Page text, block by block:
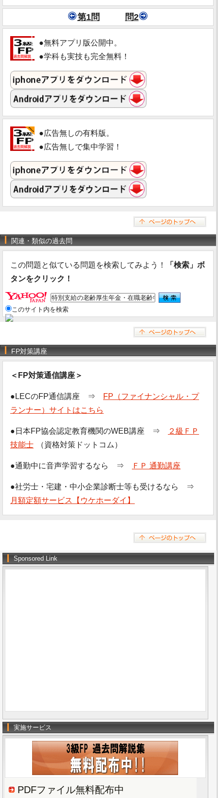
第1問 問2
●無料アプリ版公開中。
●学科も実技も完全無料！
●広告無しの有料版。
●広告無しで集中学習！
関連・類似の過去問
この問題と似ている問題を検索してみよう！
「検索」ボ
タンをクリック！
このサイト内を検索
FP対策講座
＜FP対策通信講座＞
●LECのFP通信講座 ⇒
FP（ファイナンシャル・プ
ランナー）サイトはこちら
●日本FP協会認定教育機関のWEB講座 ⇒
２級ＦＰ
技能士
（資格対策ドットコム）
●通勤中に音声学習するなら ⇒ ＦＰ 通勤講座
●社労士・宅建・中小企業診断士等も受けるなら ⇒
月額定額サービス【ウケホーダイ】
Sponsored Link
実施サービス
PDFファイル無料配布中